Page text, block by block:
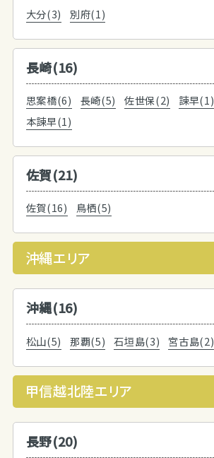
大分(3) 別府(1)
長崎(16)
思案橋(6) 長崎(5) 佐世保(2) 諫早(1)
本諫早(1)
佐賀(21)
佐賀(16) 鳥栖(5)
沖縄エリア
沖縄(16)
松山(5) 那覇(5) 石垣島(3) 宮古島(2)
甲信越北陸エリア
長野(20)